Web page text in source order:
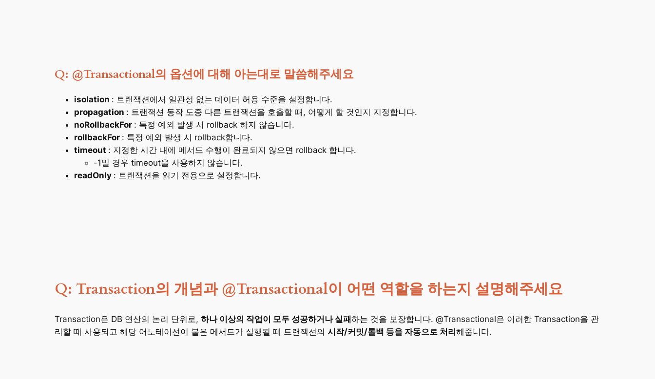
Q: @Transactional의 옵션에 대해 아는대로 말씀해주세요
isolation : 트랜잭션에서 일관성 없는 데이터 허용 수준을 설정합니다.
propagation : 트랜잭션 동작 도중 다른 트랜잭션을 호출할 때, 어떻게 할 것인지 지정합니다.
noRollbackFor : 특정 예외 발생 시 rollback 하지 않습니다.
rollbackFor : 특정 예외 발생 시 rollback합니다.
timeout : 지정한 시간 내에 메서드 수행이 완료되지 않으면 rollback 합니다.
-1일 경우 timeout을 사용하지 않습니다.
readOnly : 트랜잭션을 읽기 전용으로 설정합니다.
Q: Transaction의 개념과 @Transactional이 어떤 역할을 하는지 설명해주세요
Transaction은 DB 연산의 논리 단위로, 하나 이상의 작업이 모두 성공하거나 실패하는 것을 보장합니다. @Transactional은 이러한 Transaction을 관
리할 때 사용되고 해당 어노테이션이 붙은 메서드가 실행될 때 트랜잭션의 시작/커밋/롤백 등을 자동으로 처리해줍니다.